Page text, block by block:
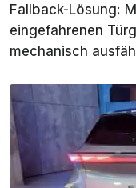
Fallback-Lösung:
eingefahrenen
mechanisch